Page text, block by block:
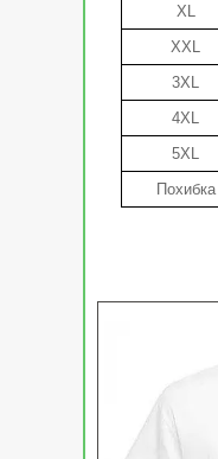
XL
XXL
3XL
4XL
5XL
Похибка